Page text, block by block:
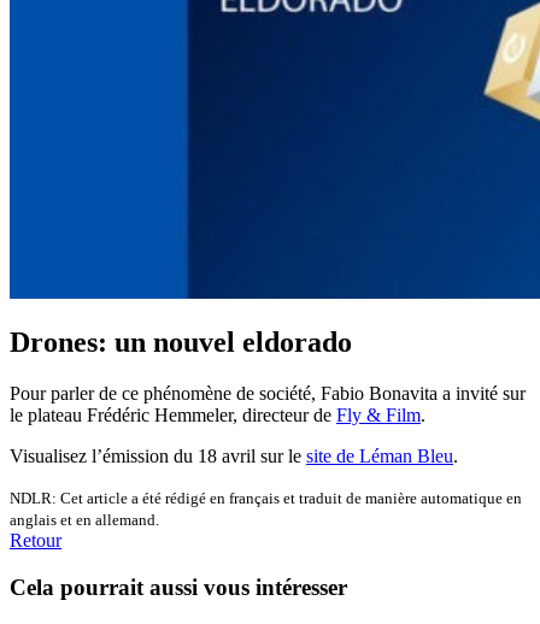
Drones: un nouvel eldorado
Pour parler de ce phénomène de société, Fabio Bonavita a invité sur
le plateau Frédéric Hemmeler, directeur de Fly & Film.
Visualisez l’émission du 18 avril sur le site de Léman Bleu.
NDLR: Cet article a été rédigé en français et traduit de manière automatique en
anglais et en allemand.
Retour
Cela pourrait aussi vous intéresser